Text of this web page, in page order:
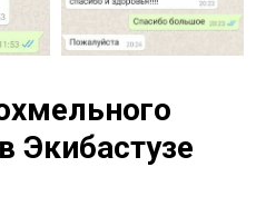
Экибастузе